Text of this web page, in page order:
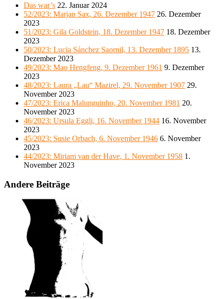
Das war’s 22. Januar 2024
52/2023: Marjan Sax, 26. Dezember 1947 26. Dezember
2023
51/2023: Gila Goldstein, 18. Dezember 1947 18. Dezember
2023
50/2023: Lucia Sánchez Saornil, 13. Dezember 1895 13.
Dezember 2023
49/2023: Mao Hengfeng, 9. Dezember 1961 9. Dezember
2023
48/2023: Laura „Lau“ Mazirel, 29. November 1907 29.
November 2023
47/2023: Erica Malunguinho, 20. November 1981 20.
November 2023
46/2023: Ursula Eggli, 16. November 1944 16. November
2023
45/2023: Susie Orbach, 6. November 1946 6. November
2023
44/2023: Miriam van der Have, 1. November 1958 1.
November 2023
Andere Beiträge